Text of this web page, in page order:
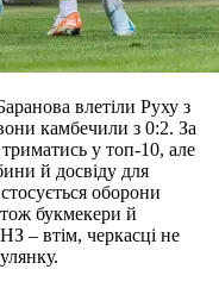
влетіли Руху з
камбечили з 0:2. За
у топ-10, але
й досвіду для
оборони
букмекери й
– втім, черкасці не